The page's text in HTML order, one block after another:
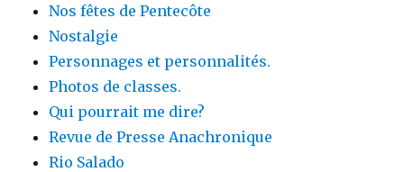
Nos fêtes de Pentecôte
Nostalgie
Personnages et personnalités.
Photos de classes.
Qui pourrait me dire?
Revue de Presse Anachronique
Rio Salado